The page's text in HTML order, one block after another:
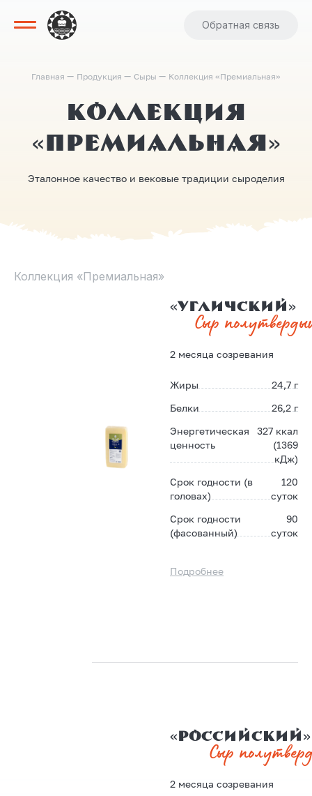
Обратная связь
Главная — Продукция — Сыры — Коллекция «Премиальная»
Коллекция
«Премиальная»
Эталонное качество и вековые традиции сыроделия
Коллекция «Премиальная»
«Угличский»
Сыр
2 месяца созревания
Жиры
24,7 г
Белки
26,2 г
Энергетическая
ценность
327 ккал
(1369
кДж)
Срок годности (в
головах)
120
суток
Срок годности
(фасованный)
90
суток
Подробнее
«Российский»
Сыр
2 месяца созревания